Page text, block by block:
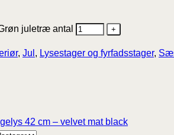
42 cm – velvet mat black
juletræ antal
, Jul , Lysestager og fyrfadsstager,